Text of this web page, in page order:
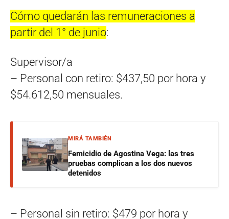
Cómo quedarán las remuneraciones a
partir del 1° de junio:
Supervisor/a
– Personal con retiro: $437,50 por hora y
$54.612,50 mensuales.
MIRÁ TAMBIÉN
Femicidio de Agostina Vega: las tres
pruebas complican a los dos nuevos
detenidos
– Personal sin retiro: $479 por hora y